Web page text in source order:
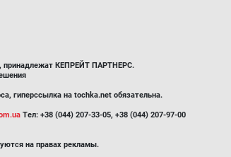
принадлежат КЕПРЕЙТ ПАРТНЕРС.
гиперссылка на tochka.net обязательна.
Тел: +38 (044) 207-33-05, +38 (044) 207-97-00
на правах рекламы.